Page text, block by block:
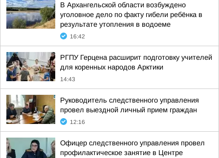
В Архангельской области возбуждено
уголовное дело по факту гибели ребёнка в
результате утопления в водоеме
16:42
РГПУ Герцена расширит подготовку учителей
для коренных народов Арктики
14:43
Руководитель следственного управления
провел выездной личный прием граждан
12:16
Офицер следственного управления провел
профилактическое занятие в Центре